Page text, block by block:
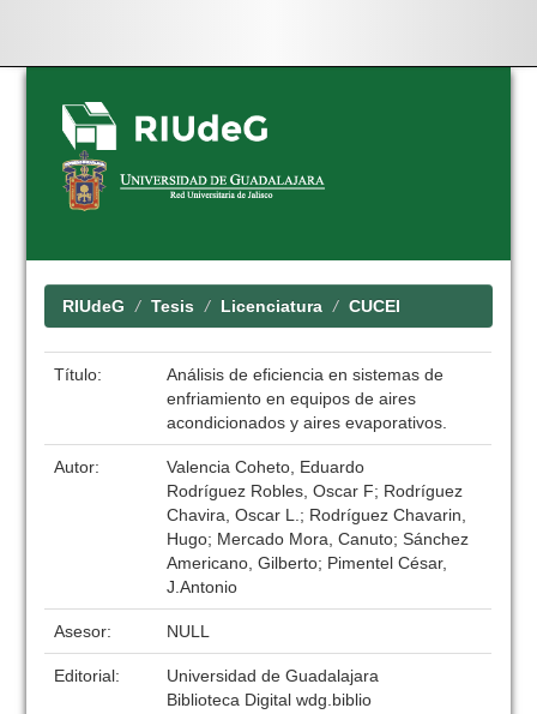
Skip
navigation
RIUdeG Tesis Licenciatura CUCEI
Título:
Análisis de eficiencia en sistemas de
enfriamiento en equipos de aires
acondicionados y aires evaporativos.
Autor:
Valencia Coheto, Eduardo
Rodríguez Robles, Oscar F; Rodríguez
Chavira, Oscar L.; Rodríguez Chavarin,
Hugo; Mercado Mora, Canuto; Sánchez
Americano, Gilberto; Pimentel César,
J.Antonio
Asesor: NULL
Editorial:
Universidad de Guadalajara
Biblioteca Digital wdg.biblio